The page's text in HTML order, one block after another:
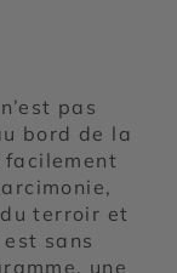
pas
bord de la
terroir et
sans
une